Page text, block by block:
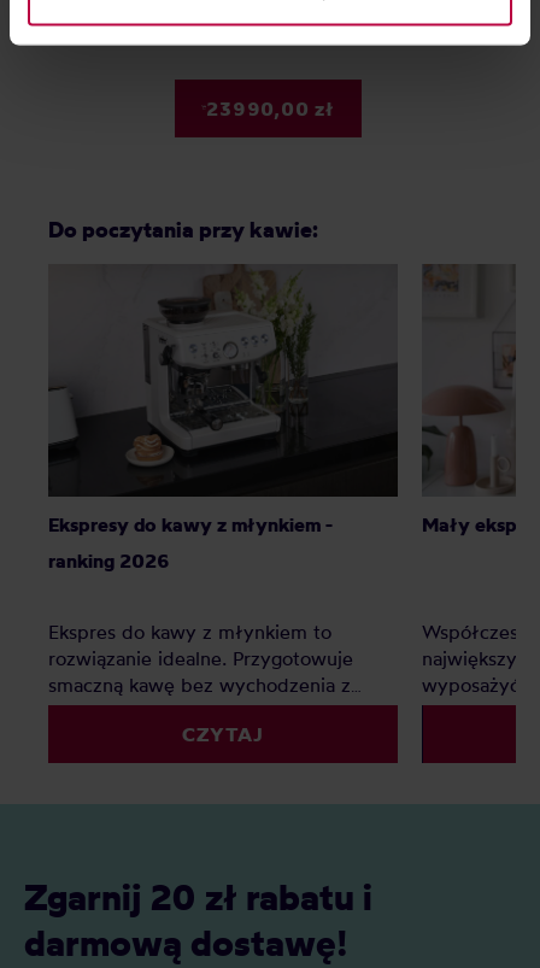
information about cookies and the personal data
23990,00 zł
Do poczytania przy kawie:
Ekspresy do kawy z młynkiem -
ranking 2026
Ekspres do kawy z młynkiem to
rozwiązanie idealne. Przygotowuje
smaczną kawę bez wychodzenia z
domu. W tym artykule spróbujemy
odpowiedzieć Wam na pytanie: jaki
najlepszy ekspres do kawy z młynkiem
CZYTAJ
Mały
wyposażyć
gabaryty
ekspres do
Zgarnij 20 zł rabatu i
darmową dostawę!